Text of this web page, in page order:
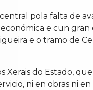
pola falta de
e cun
e o tramo de
Xerais do Estado,
ni en obras ni en